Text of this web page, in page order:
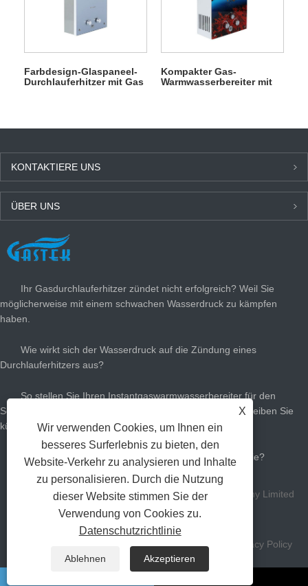
Farbdesign-Glaspaneel-
Durchlauferhitzer mit Gas
Kompakter Gas-
Warmwasserbereiter mit
KONTAKTIERE UNS
ÜBER UNS
NEUESTEN NACHRICHTEN
Ihr Gasdurchlauferhitzer zündet nicht erfolgreich? Weil Sie
möglicherweise mit einem schwachen Wasserdruck zu kämpfen
haben.
Wie wirkt sich der Wasserdruck auf die Zündung eines
Durchlauferhitzers aus?
So stellen Sie Ihren Instantgaswarmwasserbereiter für den
Sommer ein: Schneiden Sie die Gasrechnungen ab und bleiben Sie
kühl
Wie viel Gas heißer Warmwasserbereiter brauchen Sie?
Copyright Zhongshan Gastek Home Appliance Company Limited
Alle Rechte vorbehalten.
Sitemap RSS XML Privacy Policy
X
Wir verwenden Cookies, um Ihnen ein
besseres Surferlebnis zu bieten, den
Website-Verkehr zu analysieren und Inhalte
zu personalisieren. Durch die Nutzung
dieser Website stimmen Sie der
Verwendung von Cookies zu.
Datenschutzrichtlinie
Ablehnen Akzeptieren